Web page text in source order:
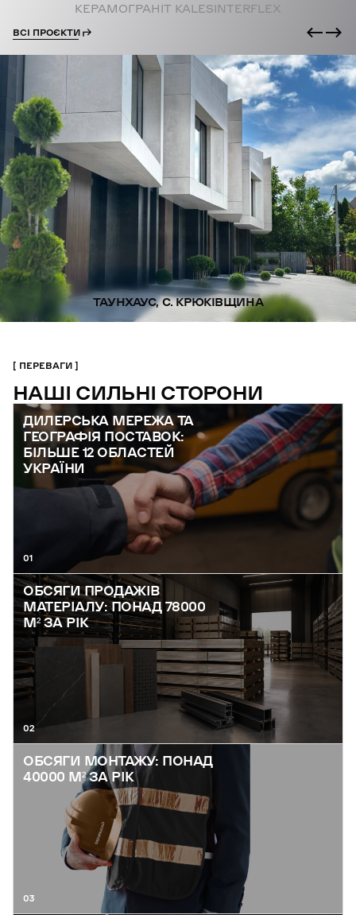
КЕРАМОГРАНІТ KALESINTERFLEX
ВСІ ПРОЄКТИ
ТАУНХАУС, С. КРЮКІВЩИНА
ПЕРЕВАГИ
НАШІ СИЛЬНІ СТОРОНИ
ДИЛЕРСЬКА МЕРЕЖА ТА
ГЕОГРАФІЯ ПОСТАВОК:
БІЛЬШЕ 12 ОБЛАСТЕЙ
УКРАЇНИ
01
ОБСЯГИ ПРОДАЖІВ
МАТЕРІАЛУ: ПОНАД 78000
М² ЗА РІК
02
ОБСЯГИ МОНТАЖУ: ПОНАД
40000 М² ЗА РІК
03